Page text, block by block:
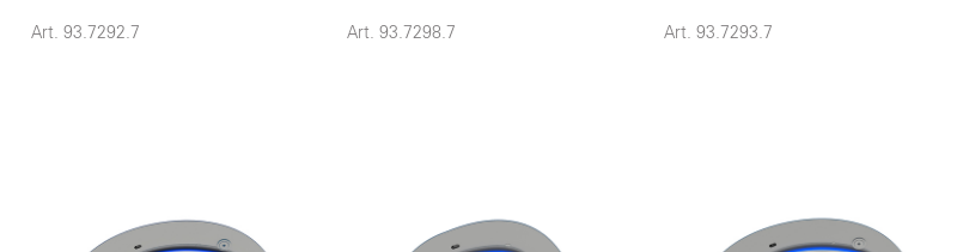
Art. 93.7292.7 Art. 93.7298.7 Art. 93.7293.7